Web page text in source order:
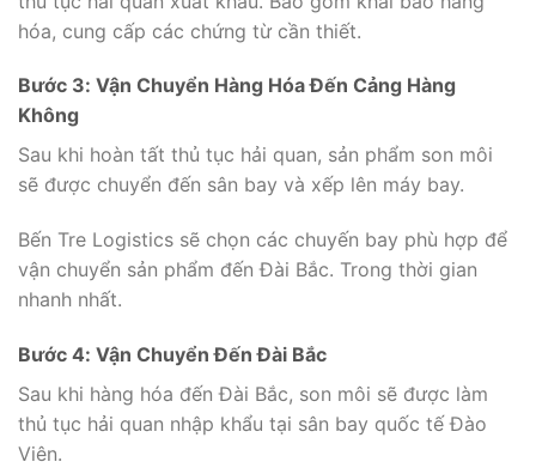
hóa, cung cấp các chứng từ cần thiết.
Bước 3: Vận Chuyển Hàng Hóa Đến Cảng Hàng
Không
Sau khi hoàn tất thủ tục hải quan, sản phẩm son môi
sẽ được chuyển đến sân bay và xếp lên máy bay.
Bến Tre Logistics sẽ chọn các chuyến bay phù hợp để
vận chuyển sản phẩm đến Đài Bắc. Trong thời gian
nhanh nhất.
Bước 4: Vận Chuyển Đến Đài Bắc
Sau khi hàng hóa đến Đài Bắc, son môi sẽ được làm
thủ tục hải quan nhập khẩu tại sân bay quốc tế Đào
Viên.